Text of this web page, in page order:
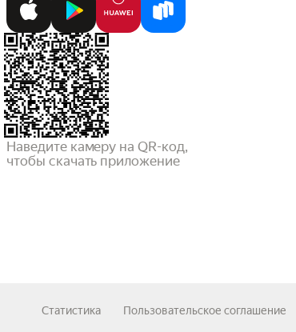
Наведите камеру на QR-код,
чтобы скачать приложение
Статистика Пользовательское соглашение